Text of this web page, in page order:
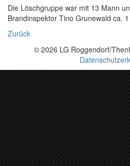
Die Löschgruppe war mit 13 Mann
Brandinspektor Tino Grunewald ca.
Zurück
© 2026 LG Roggendorf/